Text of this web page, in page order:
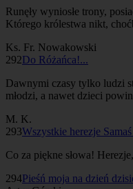
Runęły wyniosłe trony,
Którego królestwa nikt,
Ks. Fr. Nowakowski
292Do Różańca!...
Dawnymi czasy tylko ludzi
młodzi, a nawet dzieci
M. K.
293Wszystkie herezje
Co za piękne słowa!
294Pieśń moja na dzień